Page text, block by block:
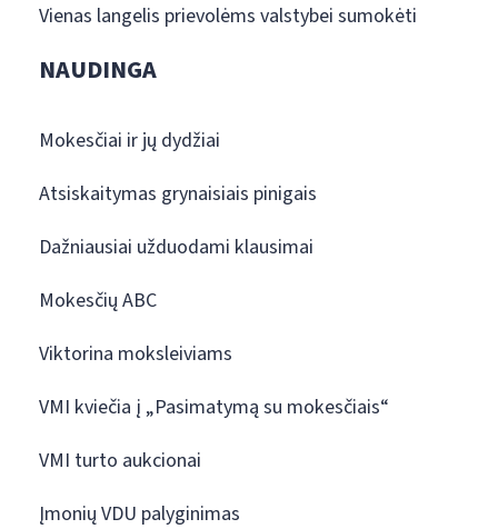
Vienas langelis prievolėms valstybei sumokėti
NAUDINGA
Mokesčiai ir jų dydžiai
Atsiskaitymas grynaisiais pinigais
Dažniausiai užduodami klausimai
Mokesčių ABC
Viktorina moksleiviams
VMI kviečia į „Pasimatymą su mokesčiais“
VMI turto aukcionai
Įmonių VDU palyginimas